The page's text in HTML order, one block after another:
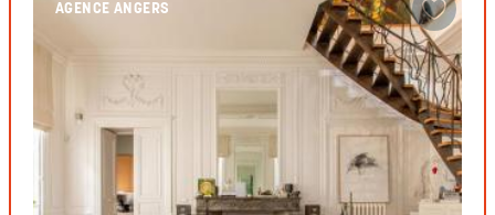
AGENCE ANGERS